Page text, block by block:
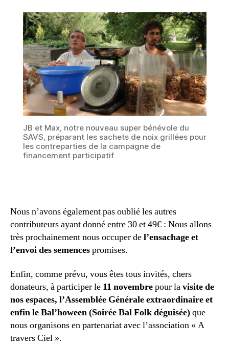
JB et Max, notre nouveau super bénévole du
SAVS, préparant les sachets de noix grillées pour
les contreparties de la campagne de
financement participatif
Nous n’avons également pas oublié les autres
contributeurs ayant donné entre 30 et 49€ : Nous allons
très prochainement nous occuper del’ensachage et
l’envoi des semencespromises.
Enfin, comme prévu, vous êtes tous invités, chers
donateurs, à participer le 11 novembrepour lavisite de
nos espaces, l’Assemblée Générale extraordinaire et
enfin le Bal’hoween (Soirée Bal Folk déguisée)que
nous organisons en partenariat avec l’association « A
travers Ciel ».